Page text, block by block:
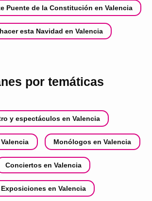
Puente de la Constitución en Valencia
esta Navidad en Valencia
por temáticas
y espectáculos en Valencia
Monólogos en Valencia
Conciertos en Valencia
Exposiciones en Valencia